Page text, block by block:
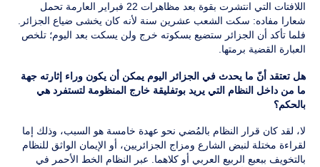
اللافتات التي انتشرت بقوة بعد مظاهرات 22 فبراير العارمة تحمل
شعارا مفاده: سكت الشعب عشرين سنة لأنه كان يخشى ضياع الجزائر.
فلما تأكد أن الجزائر ستضيع بسكوته خرج ولن يسكت بعد اليوم؛ تلخص
العبارة القضية برمتها.
هل تعتقد أنّ ما يحدث في الجزائر اليوم يمكن أن يكون وراء إثارته جهة
ما من داخل النظام التي يريد بوتفليقة خارج المنظومة لتستفرد هي
بالحكم؟
لا، لقد كان قرار النظام بالمُضي نحو عهدة خامسة هو السبب، وذلك إما
لقراءة مختلة لنبض الشارع ومزاج الجزائريين، أو الإيمان الواثق للنظام
بالتخويف ببعبع الربيع العربي أو كلاهما. عبر النظام الخط الأحمر في